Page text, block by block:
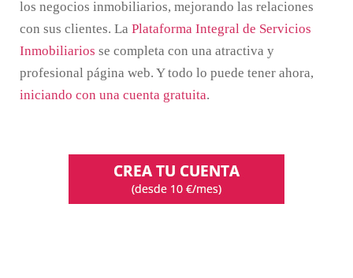
los negocios inmobiliarios, mejorando las relaciones
con sus clientes. La Plataforma Integral de Servicios
Inmobiliarios se completa con una atractiva y
profesional página web. Y todo lo puede tener ahora,
iniciando con una cuenta gratuita.